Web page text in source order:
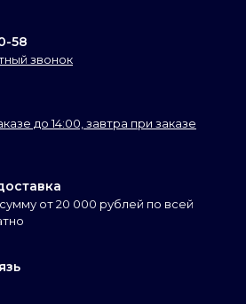
58
звонок
до 14:00, завтра при заказе
от 20 000 рублей по всей